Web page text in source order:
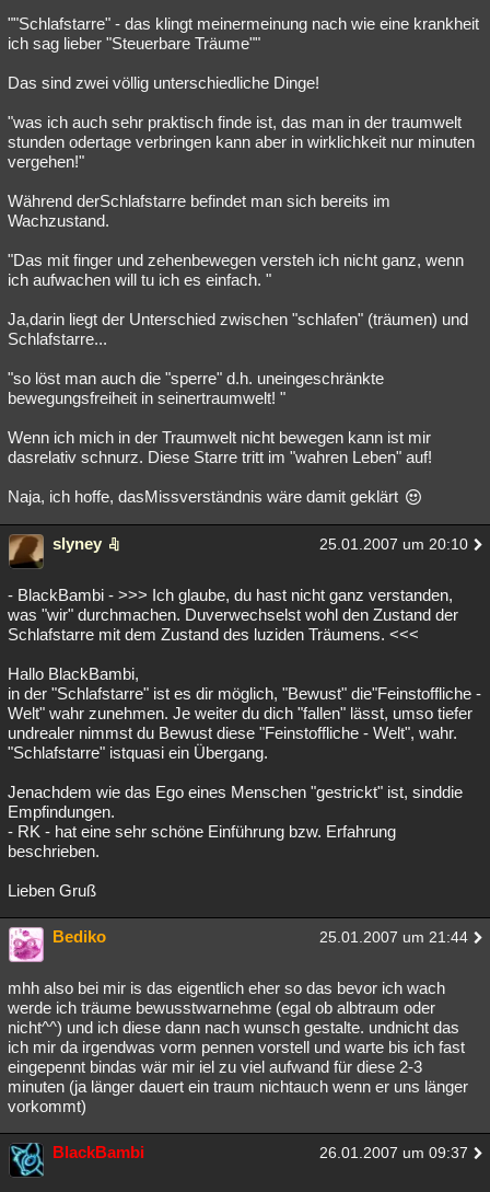
""Schlafstarre" - das klingt meinermeinung nach wie eine krankheit
ich sag lieber "Steuerbare Träume""
Das sind zwei völlig unterschiedliche Dinge!
"was ich auch sehr praktisch finde ist, das man in der traumwelt
stunden odertage verbringen kann aber in wirklichkeit nur minuten
vergehen!"
Während derSchlafstarre befindet man sich bereits im
Wachzustand.
"Das mit finger und zehenbewegen versteh ich nicht ganz, wenn
ich aufwachen will tu ich es einfach. "
Ja,darin liegt der Unterschied zwischen "schlafen" (träumen) und
Schlafstarre...
"so löst man auch die "sperre" d.h. uneingeschränkte
bewegungsfreiheit in seinertraumwelt! "
Wenn ich mich in der Traumwelt nicht bewegen kann ist mir
dasrelativ schnurz. Diese Starre tritt im "wahren Leben" auf!
Naja, ich hoffe, dasMissverständnis wäre damit geklärt
slyney 25.01.2007 um 20:10
- BlackBambi - >>> Ich glaube, du hast nicht ganz verstanden,
was "wir" durchmachen. Duverwechselst wohl den Zustand der
Schlafstarre mit dem Zustand des luziden Träumens. <<<
Hallo BlackBambi,
in der "Schlafstarre" ist es dir möglich, "Bewust" die"Feinstoffliche -
Welt" wahr zunehmen. Je weiter du dich "fallen" lässt, umso tiefer
undrealer nimmst du Bewust diese "Feinstoffliche - Welt", wahr.
"Schlafstarre" istquasi ein Übergang.
Jenachdem wie das Ego eines Menschen "gestrickt" ist, sinddie
Empfindungen.
- RK - hat eine sehr schöne Einführung bzw. Erfahrung
beschrieben.
Lieben Gruß
Bediko 25.01.2007 um 21:44
mhh also bei mir is das eigentlich eher so das bevor ich wach
werde ich träume bewusstwarnehme (egal ob albtraum oder
nicht^^) und ich diese dann nach wunsch gestalte. undnicht das
ich mir da irgendwas vorm pennen vorstell und warte bis ich fast
eingepennt bindas wär mir iel zu viel aufwand für diese 2-3
minuten (ja länger dauert ein traum nichtauch wenn er uns länger
vorkommt)
BlackBambi 26.01.2007 um 09:37